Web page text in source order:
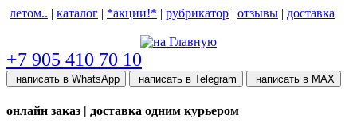
летом.. | каталог | *акции!* | рубрикатор | отзывы | доставка
+7 905 410 70 10
написать в WhatsApp написать в Telegram написать в МАХ
онлайн заказ | доставка одним курьером